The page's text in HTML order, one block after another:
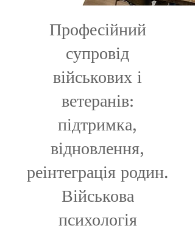
Професійний
супровід
військових і
ветеранів:
підтримка,
відновлення,
реінтеграція родин.
Військова
психологія